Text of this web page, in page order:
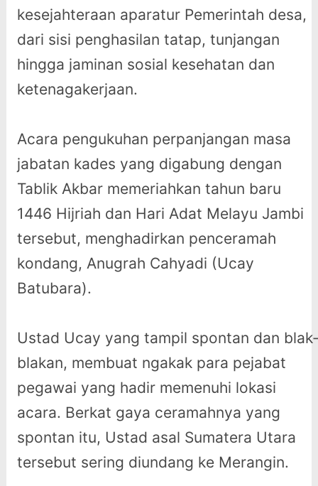
kesejahteraan aparatur Pemerintah desa,
dari sisi penghasilan tatap, tunjangan
hingga jaminan sosial kesehatan dan
ketenagakerjaan.
Acara pengukuhan perpanjangan masa
jabatan kades yang digabung dengan
Tablik Akbar memeriahkan tahun baru
1446 Hijriah dan Hari Adat Melayu Jambi
tersebut, menghadirkan penceramah
kondang, Anugrah Cahyadi (Ucay
Batubara).
Ustad Ucay yang tampil spontan dan
blakan, membuat ngakak para pejabat
pegawai yang hadir memenuhi lokasi
acara. Berkat gaya ceramahnya yang
spontan itu, Ustad asal Sumatera Utara
tersebut sering diundang ke Merangin.